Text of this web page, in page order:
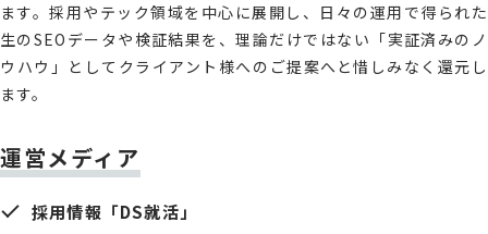
ます。採用やテック領域を中心に展開し、日々の運用で得られた
生のSEOデータや検証結果を、理論だけではない「実証済みのノ
ウハウ」としてクライアント様へのご提案へと惜しみなく還元し
ます。
運営メディア
採用情報「DS就活」